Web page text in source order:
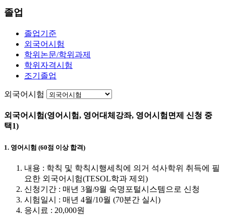
졸업
졸업기준
외국어시험
학위논문/학위과제
학위자격시험
조기졸업
외국어시험
외국어시험(영어시험, 영어대체강좌, 영어시험면제 신청 중
택1)
1. 영어시험 (60점 이상 합격)
내용 : 학칙 및 학칙시행세칙에 의거 석사학위 취득에 필
요한 외국어시험(TESOL학과 제외)
신청기간 : 매년 3월/9월 숙명포털시스템으로 신청
시험일시 : 매년 4월/10월 (70분간 실시)
응시료 : 20,000원